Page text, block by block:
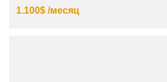
1.100$ /месяц